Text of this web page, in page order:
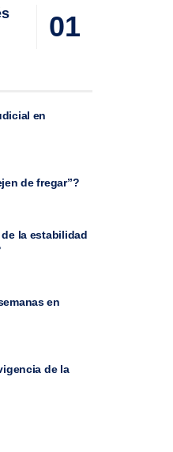
en
de fregar”?
la estabilidad
en
de la